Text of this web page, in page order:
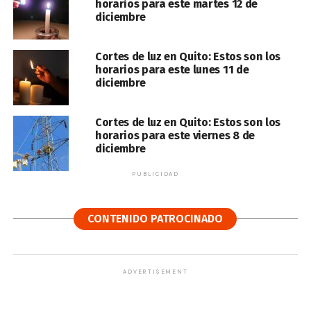
horarios para este martes 12 de
diciembre
Cortes de luz en Quito: Estos son los
horarios para este lunes 11 de
diciembre
Cortes de luz en Quito: Estos son los
horarios para este viernes 8 de
diciembre
PUBLICIDAD
CONTENIDO PATROCINADO
ADVERTISEMENT